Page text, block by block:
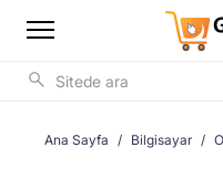
Ana Sayfa Bilgisayar